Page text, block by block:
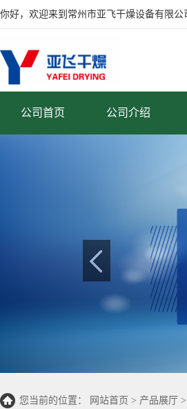
你好，欢迎来到常州市亚飞干燥设备有限公
公司首页 公司介绍
您当前的位置： 网站首页 > 产品展厅 >